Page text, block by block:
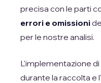
precisa con le parti
errori e omissioni
per le nostre analisi.
L'implementazione di
durante la raccolta e